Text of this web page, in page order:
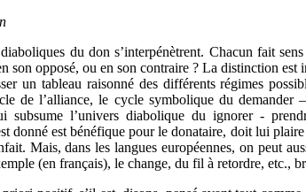
du don s’interpénètrent. Chacun fait
son opposé, ou en son contraire ? La distinction
un tableau raisonné des différents régimes
de l’alliance, le cycle symbolique du
subsume l’univers diabolique du ignorer -
donné est bénéfique pour le donataire, doit lui
Mais, dans les langues européennes, on peut
(en français), le change, du fil à retordre, etc.,